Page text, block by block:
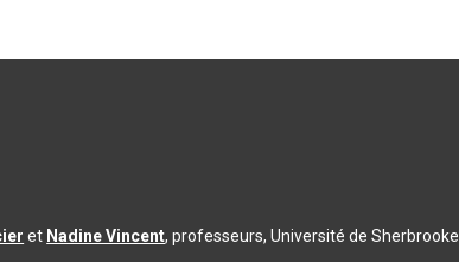
et Nadine Vincent, professeurs, Université de Sherbrooke